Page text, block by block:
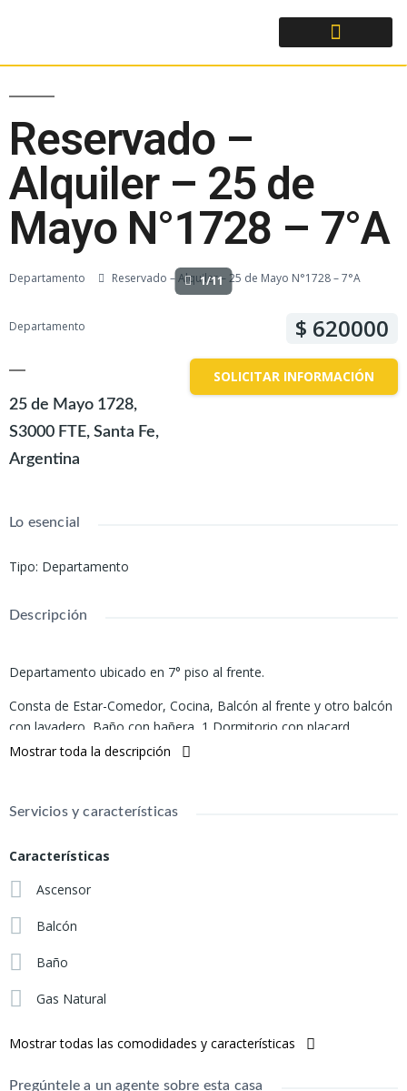
Reservado –
Alquiler – 25 de
Mayo N°1728 – 7°A
Departamento Reservado – Alquiler – 25 de Mayo N°1728 – 7°A
1/11
Departamento
25 de Mayo 1728,
S3000 FTE, Santa Fe,
Argentina
620000
SOLICITAR INFORMACIÓN
Lo esencial
Tipo: Departamento
Descripción
Departamento ubicado en 7° piso al frente.
Consta de Estar-Comedor, Cocina, Balcón al frente y otro balcón
con lavadero, Baño con bañera, 1 Dormitorio con placard.
Cochera.
Todos los servicios.
Posibilidad de cochera
Mostrar toda la descripción
Servicios y características
Características
Ascensor
Balcón
Baño
Gas Natural
Mostrar todas las comodidades y características
Pregúntele a un agente sobre esta casa